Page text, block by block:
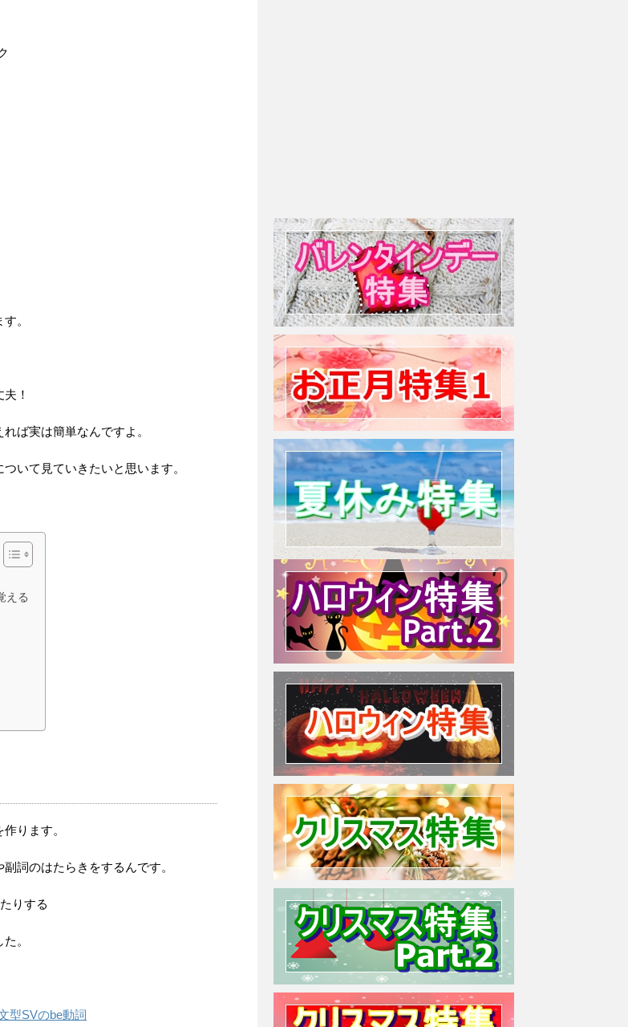
。
！
ば実は簡単なんですよ。
いて見ていきたいと思います。
える
ります。
詞のはたらきをするんです。
りする
。
型SVのbe動詞